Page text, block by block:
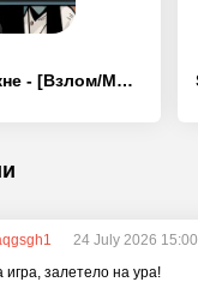
Девушка в окне - [Взлом/МОД Unlocked]
24 July 2026 15:00
игра, залетело на ура!